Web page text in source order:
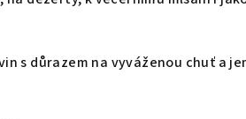
s důrazem na vyváženou chuť a